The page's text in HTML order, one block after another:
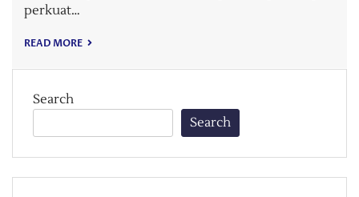
perkuat…
READ MORE
Search
Search